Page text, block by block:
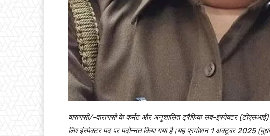
वाराणसी/-वाराणसी के कर्मठ और अनुशासित ट्रैफिक सब-इंस्पेक्टर (टीएसआई)
लिए इंस्पेक्टर पद पर पदोन्नत किया गया है।यह प्रमोशन 1 अक्टूबर 2025